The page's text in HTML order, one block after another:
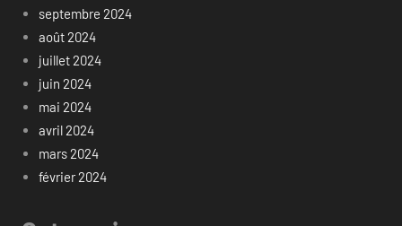
septembre 2024
août 2024
juillet 2024
juin 2024
mai 2024
avril 2024
mars 2024
février 2024